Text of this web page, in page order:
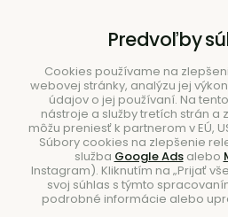
Hľadať
Predvoľby
Cookies používame na
webovej stránky, analýzu jej
údajov o jej používaní. Na
nástroje a služby tretích strán a
môžu preniesť k partnerom v EÚ,
Súbory cookies na zlepšenie
služba Google Adsalebo
Instagram). Kliknutím na „Prijať
svoj súhlas s týmto
podrobné informácie alebo